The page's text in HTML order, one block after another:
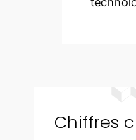
Chiffres